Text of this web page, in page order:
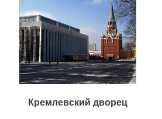
Кремлевский дворец